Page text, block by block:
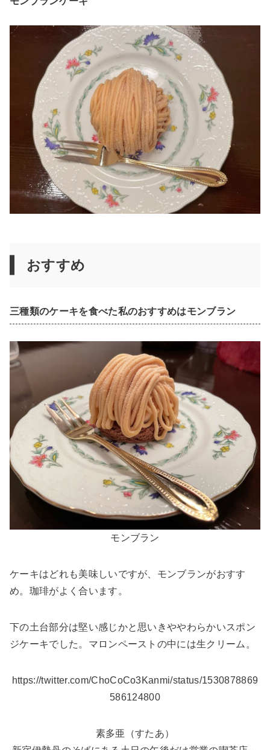
おすすめ
三種類のケーキを食べた私のおすすめはモンブラン
モンブラン
ケーキはどれも美味しいですが、モンブランがおすす
め。珈琲がよく合います。
下の土台部分は堅い感じかと思いきややわらかいスポン
ジケーキでした。マロンペーストの中には生クリーム。
https://twitter.com/ChoCoCo3Kanmi/status/1530878869
586124800
素多亜（すたあ）